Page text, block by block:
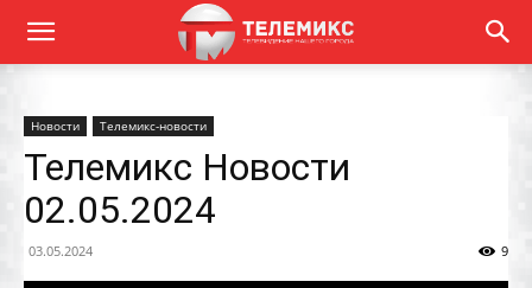
Новости Телемикс-новости
Телемикс Новости
02.05.2024
03.05.2024 9